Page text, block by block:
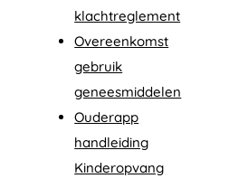
klachtreglement
Overeenkomst
gebruik
geneesmiddelen
Ouderapp
handleiding
Kinderopvang